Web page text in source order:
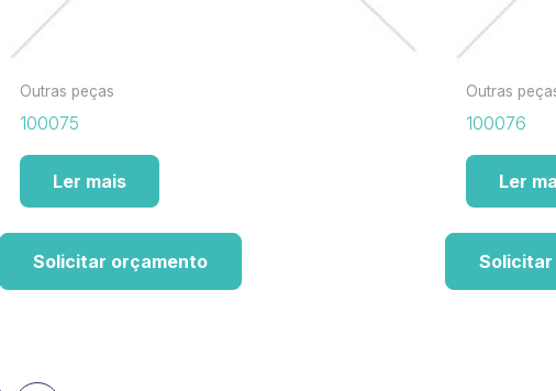
Outras peças
100075
Ler mais
Solicitar orçamento
Outras
100076
Ler